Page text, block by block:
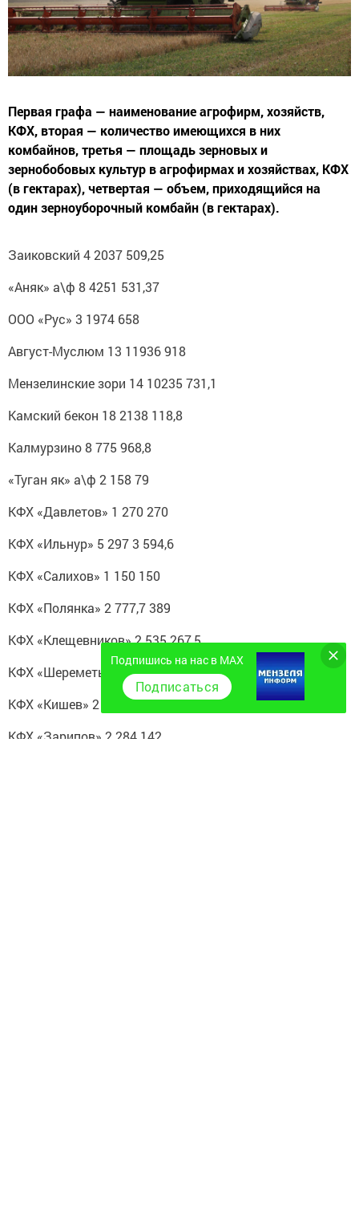
Первая графа — наименование агрофирм, хозяйств,
КФХ, вторая — количество имеющихся в них
комбайнов, третья — площадь зерновых и
зернобобовых культур в агрофирмах и хозяйствах, КФХ
(в гектарах), четвертая — объем, приходящийся на
один зерноуборочный комбайн (в гектарах).
Заиковский 4 2037 509,25
«Аняк» а\ф 8 4251 531,37
ООО «Рус» 3 1974 658
Август-Муслюм 13 11936 918
Мензелинские зори 14 10235 731,1
Камский бекон 18 2138 118,8
Калмурзино 8 775 968,8
«Туган як» а\ф 2 158 79
КФХ «Давлетов» 1 270 270
КФХ «Ильнур» 5 297 3 594,6
КФХ «Салихов» 1 150 150
КФХ «Полянка» 2 777,7 389
КФХ «Клещевников» 2 535 267,5
КФХ «Шереметьев» 2 608 304
КФХ «Кишев» 2 420 210
КФХ «Зарипов» 2 284 142
Подпишись на нас в MAX
Подписаться